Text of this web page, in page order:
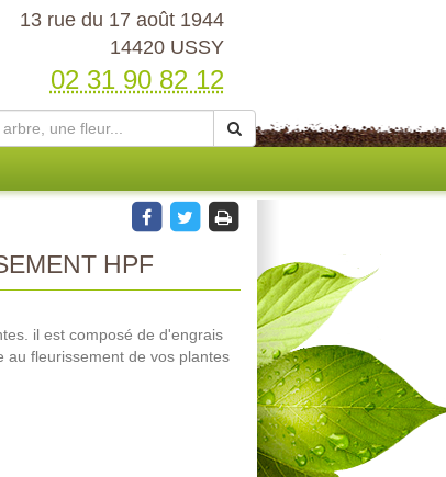
13 rue du 17 août 1944
14420 USSY
02 31 90 82 12
HPF
il est composé de d'engrais
au fleurissement de vos plantes